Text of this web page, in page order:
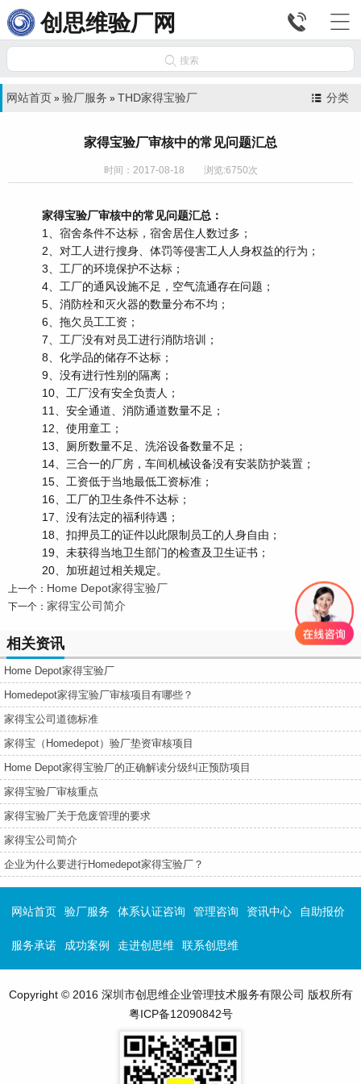
创思维验厂网 

 搜索
分类
网站首页 » 验厂服务 » THD家得宝验厂
家得宝验厂审核中的常见问题汇总
时间：2017-08-18 浏览:6750次
家得宝验厂审核中的常见问题汇总：
1、宿舍条件不达标，宿舍居住人数过多；
2、对工人进行搜身、体罚等侵害工人人身权益的行为；
3、工厂的环境保护不达标；
4、工厂的通风设施不足，空气流通存在问题；
5、消防栓和灭火器的数量分布不均；
6、拖欠员工工资；
7、工厂没有对员工进行消防培训；
8、化学品的储存不达标；
9、没有进行性别的隔离；
10、工厂没有安全负责人；
11、安全通道、消防通道数量不足；
12、使用童工；
13、厕所数量不足、洗浴设备数量不足；
14、三合一的厂房，车间机械设备没有安装防护装置；
15、工资低于当地最低工资标准；
16、工厂的卫生条件不达标；
17、没有法定的福利待遇；
18、扣押员工的证件以此限制员工的人身自由；
19、未获得当地卫生部门的检查及卫生证书；
20、加班超过相关规定。
上一个： Home Depot家得宝验厂
下一个： 家得宝公司简介
相关资讯
Home Depot家得宝验厂
Homedepot家得宝验厂审核项目有哪些？
家得宝公司道德标准
家得宝（Homedepot）验厂垫资审核项目
Home Depot家得宝验厂的正确解读分级纠正预防项目
家得宝验厂审核重点
家得宝验厂关于危废管理的要求
家得宝公司简介
企业为什么要进行Homedepot家得宝验厂？
网站首页 验厂服务 体系认证咨询 管理咨询 资讯中心 自助报价
服务承诺 成功案例 走进创思维 联系创思维
Copyright © 2016 深圳市创思维企业管理技术服务有限公司 版权所有
粤ICP备12090842号